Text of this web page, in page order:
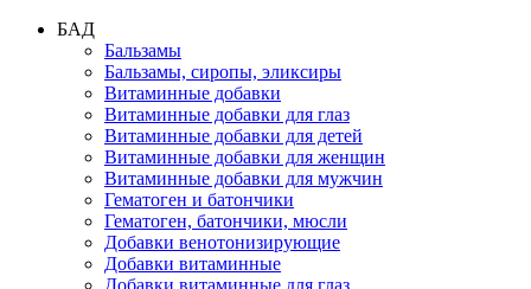
БАД
Бальзамы
Бальзамы, сиропы, эликсиры
Витаминные добавки
Витаминные добавки для глаз
Витаминные добавки для детей
Витаминные добавки для женщин
Витаминные добавки для мужчин
Гематоген и батончики
Гематоген, батончики, мюсли
Добавки венотонизирующие
Добавки витаминные
Добавки витаминные для глаз